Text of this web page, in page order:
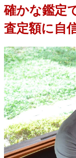
確かな鑑定
査定額に自